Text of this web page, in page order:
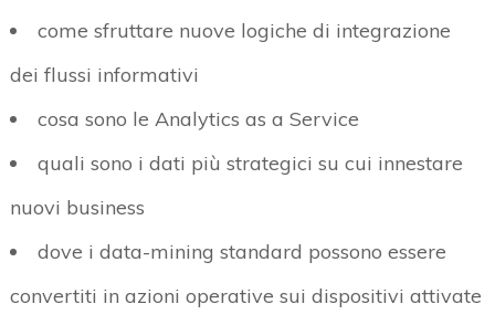
come sfruttare nuove logiche di integrazione
dei flussi informativi
cosa sono le Analytics as a Service
quali sono i dati più strategici su cui innestare
nuovi business
dove i data-mining standard possono essere
convertiti in azioni operative sui dispositivi attivate